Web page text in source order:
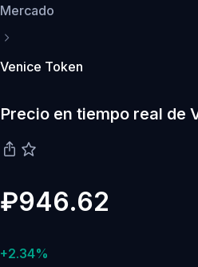
Mercado
Venice Token
Precio en tiempo real de
₽946.62
+2.34%